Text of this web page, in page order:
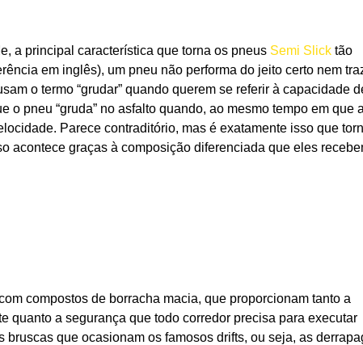
a principal característica que torna os pneus Semi Slick tão
em inglês), um pneu não performa do jeito certo nem
o termo “grudar” quando querem se referir à capacidade
pneu “gruda” no asfalto quando, ao mesmo tempo em que
Parece contraditório, mas é exatamente isso que
acontece graças à composição diferenciada que eles
compostos de borracha macia, que proporcionam tanto a
quanto a segurança que todo corredor precisa para executar
que ocasionam os famosos drifts, ou seja, as